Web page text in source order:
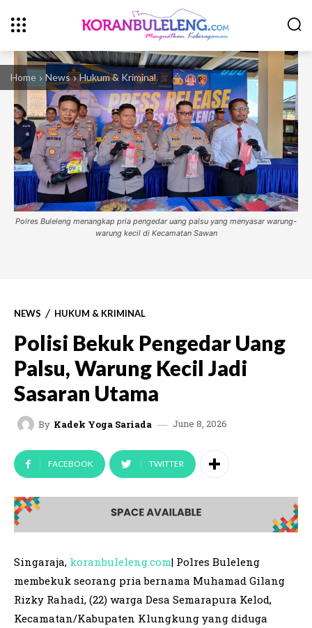
Home News Hukum & Kriminal
Polres Buleleng menangkap pria pengedar uang palsu yang menyasar warung-
warung kecil di Kecamatan Sawan
NEWS HUKUM & KRIMINAL
Polisi Bekuk Pengedar Uang
Palsu, Warung Kecil Jadi
Sasaran Utama
By Kadek Yoga Sariada June 8, 2026
FACEBOOK TWITTER
Singaraja, koranbuleleng.com| Polres Buleleng
membekuk seorang pria bernama Muhamad Gilang
Rizky Rahadi, (22) warga Desa Semarapura Kelod,
Kecamatan/Kabupaten Klungkung yang diduga